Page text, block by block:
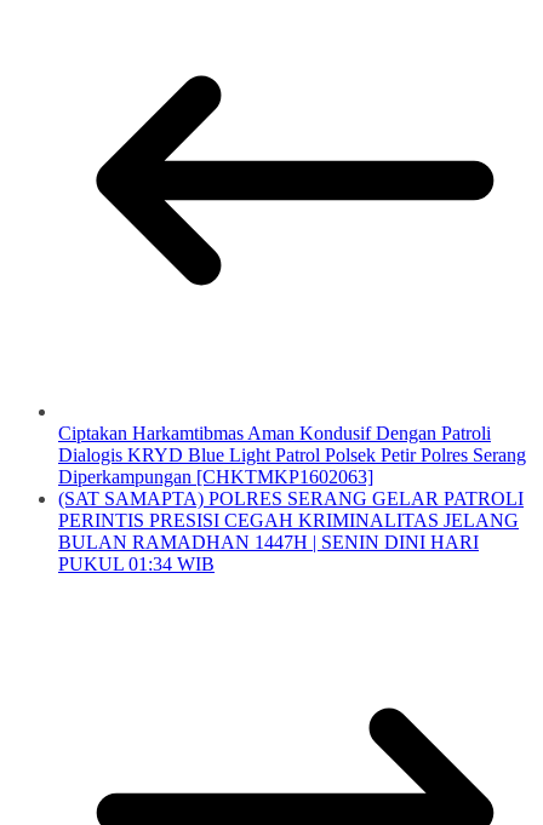
Ciptakan Harkamtibmas Aman Kondusif Dengan Patroli
Dialogis KRYD Blue Light Patrol Polsek Petir Polres Serang
Diperkampungan [CHKTMKP1602063]
(SAT SAMAPTA) POLRES SERANG GELAR PATROLI
PERINTIS PRESISI CEGAH KRIMINALITAS JELANG
BULAN RAMADHAN 1447H | SENIN DINI HARI
PUKUL 01:34 WIB